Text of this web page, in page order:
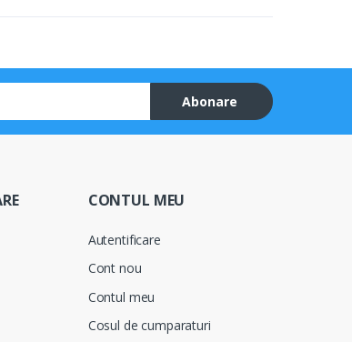
Abonare
CONTUL MEU
Autentificare
Cont nou
Contul meu
Cosul de cumparaturi